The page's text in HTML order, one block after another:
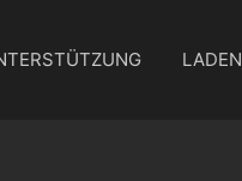
LADEN